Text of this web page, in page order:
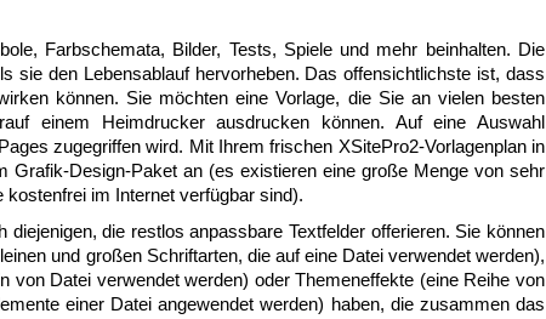
Farbschemata, Bilder, Tests, Spiele und mehr beinhalten. Die
sie den Lebensablauf hervorheben. Das offensichtlichste ist, dass
können. Sie möchten eine Vorlage, die Sie an vielen besten
einem Heimdrucker ausdrucken können. Auf eine Auswahl
zugegriffen wird. Mit Ihrem frischen XSitePro2-Vorlagenplan in
Grafik-Design-Paket an (es existieren eine große Menge von sehr
im Internet verfügbar sind).
die restlos anpassbare Textfelder offerieren. Sie können
und großen Schriftarten, die auf eine Datei verwendet werden),
von Datei verwendet werden) oder Themeneffekte (eine Reihe von
einer Datei angewendet werden) haben, die zusammen das